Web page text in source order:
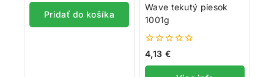
5
Pridať do košíka
Wave tekutý piesok
1001g
0
5
4,13 €